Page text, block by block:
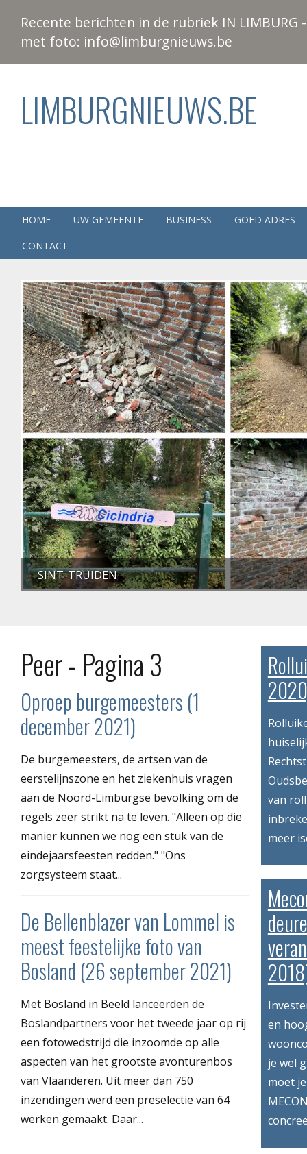
Recente berichten in de rubriek IN
met foto: info@limburgnieuws.be
LIMBURGNIEUWS.BE
HOME UW GEMEENTE BUSINESS
GOED ADRES
CONTACT
SINT-TRUIDEN
Peer - Pagina 3
Oproep burgemeesters (1
december 2021)
De burgemeesters, de artsen van de
eerstelijnszone en het ziekenhuis vragen
aan de Noord-Limburgse bevolking om de
regels zeer strikt na te leven. "Alleen op die
manier kunnen we nog een stuk van de
eindejaarsfeesten redden." "Ons
zorgsysteem staat...
De Bellenblazer van Lommel is
meest feestelijke foto van
Bosland (26 september 2021)
Met Bosland in Beeld lanceerden de
Boslandpartners voor het tweede jaar op rij
een fotowedstrijd die inzoomde op alle
aspecten van het grootste avonturenbos
van Vlaanderen. Uit meer dan 750
inzendingen werd een preselectie van 64
werken gemaakt. Daar...
van
meer
en
je wel
moet